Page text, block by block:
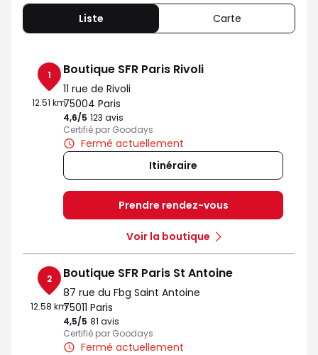
Liste Carte
1
12.51 km
Boutique SFR Paris Rivoli
11 rue de Rivoli
75004 Paris
4,6/5 Note de 4.6 sur 5
123 avis
Certifié par Goodays
Fermé actuellement
Itinéraire
Prendre rendez-vous
Voir la boutique
2
12.58 km
Boutique SFR Paris St Antoine
87 rue du Fbg Saint Antoine
75011 Paris
4,5/5 Note de 4.5 sur 5
81 avis
Certifié par Goodays
Fermé actuellement